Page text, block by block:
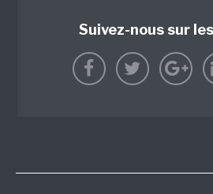
Suivez-nous sur